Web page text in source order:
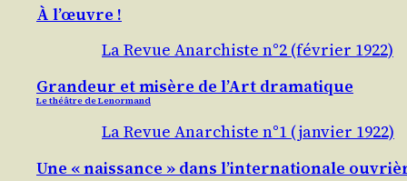
À l’œuvre !
La Revue Anarchiste n°2 (février 1922)
Grandeur et misère de l’Art dramatique
Le théâtre de Lenormand
La Revue Anarchiste n°1 (janvier 1922)
Une « naissance » dans l’internationale